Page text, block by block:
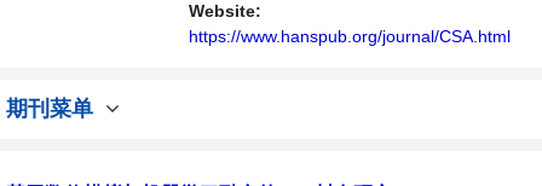
展的交流平台。
Website:
https://www.hanspub.org/journal/CSA.html
期刊菜单